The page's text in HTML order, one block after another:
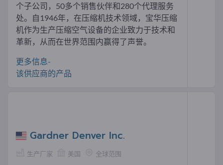
个子公司，50多个销售伙伴和280个代理服务
处。自1946年，在压缩机技术领域，宝华压缩
机作为生产压缩空气设备的企业致力于技术和
革新，从而在世界范围内赢得了声誉。
更多信息-
该供应商的产品
Gardner Denver Inc.
生产厂家 美国 全球范围